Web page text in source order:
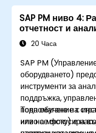
SAP PM ниво 4:
отчетност и
20 Часа
SAP PM
оборудването)
инструменти за
поддръжка,
подпомагане на
ниво се фокусира
Това обучение с
или на място) е